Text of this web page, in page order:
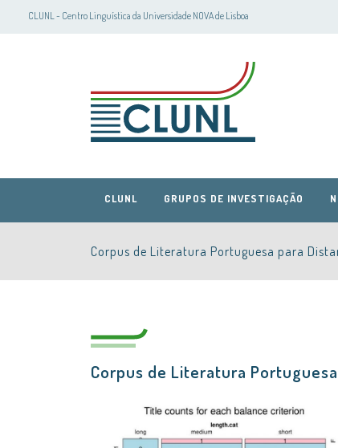
CLUNL - Centro Linguística da Universidade NOVA de Lisboa
CLUNL
CLUNL GRUPOS DE INVESTIGAÇÃO
Corpus de Literatura Portuguesa para
Corpus de Literatura